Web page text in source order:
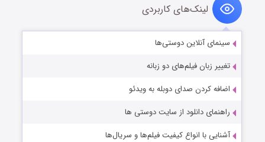
لینک‌های کاربردی
سینمای آنلاین دوستی‌ها
تغییر زبان فیلم‌های دو زبانه
اضافه کردن صدای دوبله به ویدئو
راهنمای دانلود از سایت دوستی ها
آشنایی با انواع کیفیت فیلم‌ها و سریال‌ها